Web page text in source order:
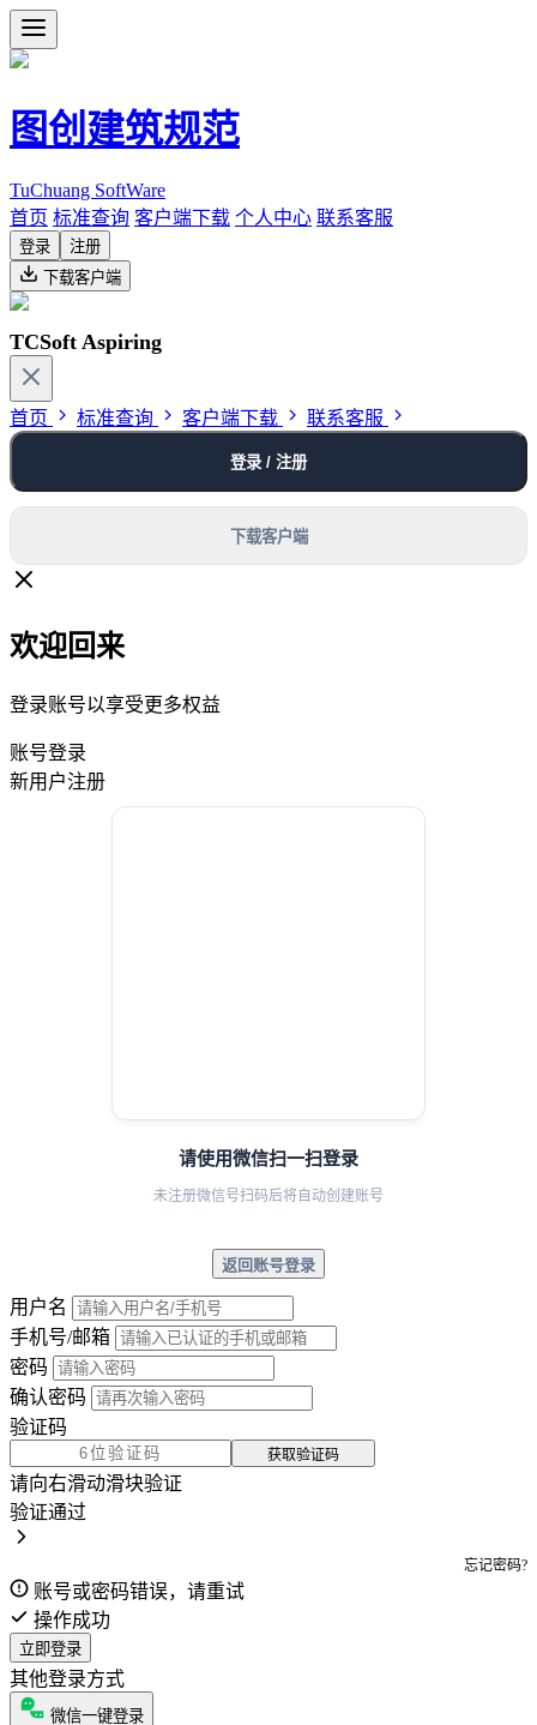
图创建筑规范
TuChuang SoftWare
首页 标准查询 客户端下载 个人中心 联系客服
登录
注册
下载客户端
TCSoft Aspiring
首页 标准查询 客户端下载 联系客服
登录 / 注册
下载客户端
欢迎回来
登录账号以享受更多权益
账号登录
新用户注册
请使用微信扫一扫登录
未注册微信号扫码后将自动创建账号
返回账号登录
用户名
手机号/邮箱
密码
确认密码
验证码
获取验证码
请向右滑动滑块验证
验证通过
忘记密码?
账号或密码错误，请重试
操作成功
立即登录
其他登录方式
微信一键登录